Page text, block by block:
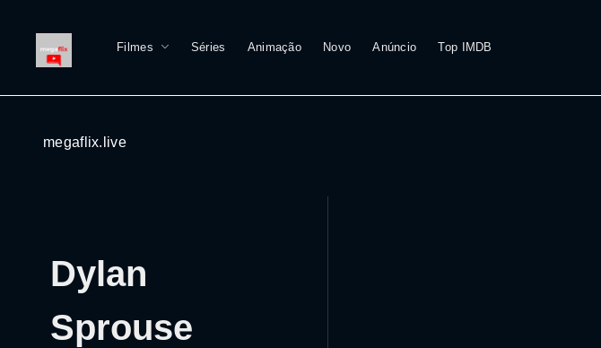
Filmes Séries Animação Novo Anúncio Top IMDB
megaflix.live
Dylan
Sprouse